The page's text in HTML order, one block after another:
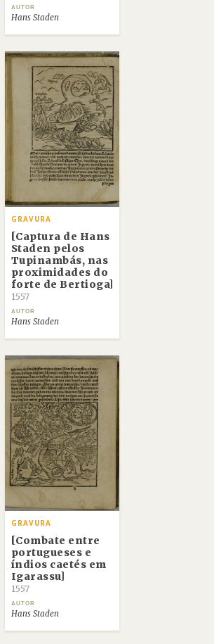
AUTOR
Hans Staden
GRAVURA
[Captura de Hans
Staden pelos
Tupinambás, nas
proximidades do
forte de Bertioga]
1557
AUTOR
Hans Staden
GRAVURA
[Combate entre
portugueses e
índios caetés em
Igarassu]
1557
AUTOR
Hans Staden